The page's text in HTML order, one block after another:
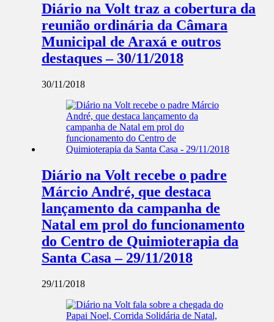
Diário na Volt traz a cobertura da
reunião ordinária da Câmara
Municipal de Araxá e outros
destaques – 30/11/2018
30/11/2018
Diário na Volt recebe o padre
Márcio André, que destaca
lançamento da campanha de
Natal em prol do funcionamento
do Centro de Quimioterapia da
Santa Casa – 29/11/2018
29/11/2018